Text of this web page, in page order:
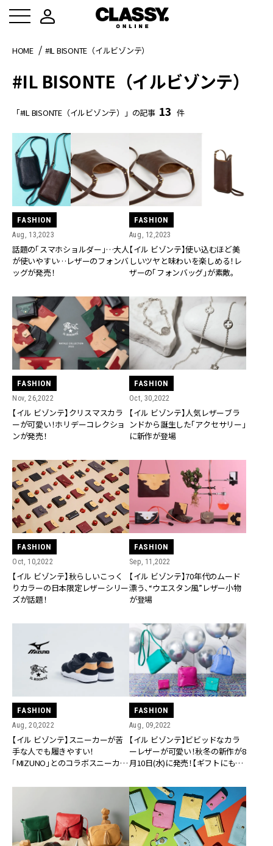
HOME #IL BISONTE（イルビゾンテ）
#IL BISONTE（イルビゾンテ）
「#IL BISONTE（イルビゾンテ）」の記事 13 件
FASHION
Aug, 13,2023
話題の「スマホショルダー」…大人
が使いやすい…レザーのフォンバ
ッグが発売！
FASHION
Aug, 12,2023
【イル ビゾンテ】使い込むほど美
しいツヤと味わいを楽しめる！レ
ザーの「フォンバッグ」が素敵。
FASHION
Nov, 26,2022
【イル ビゾンテ】クリスマスカラ
ーが可愛い！ホリデーコレクショ
ンが発売！
FASHION
Oct, 30,2022
【イル ビゾンテ】人気レザーブラ
ンドから誕生した「アクセサリー」
に新作が登場
FASHION
Oct, 10,2022
【イル ビゾンテ】秋らしいこっく
りカラーの日本限定レザーシリー
ズが話題！
FASHION
Sep, 11,2022
【イル ビゾンテ】70年代のムード
漂う、“ウエスタン風”レザー小物
が登場
FASHION
Aug, 20,2022
【イル ビゾンテ】スニーカーが苦
手な人でも履きやすい！
「MIZUNO」とのコラボスニーカー
FASHION
Aug, 09,2022
【イル ビゾンテ】ビビッドなカラ
ーレザーが可愛い！秋冬の新作が8
月10日(水)に発売！【ギフトにもお